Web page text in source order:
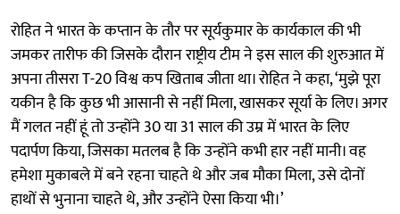
रोहित ने भारत के कप्तान के तौर पर सूर्यकुमार के कार्यकाल की भी
जमकर तारीफ की जिसके दौरान राष्ट्रीय टीम ने इस साल की शुरुआत में
अपना तीसरा T-20 विश्व कप खिताब जीता था। रोहित ने कहा, ‘मुझे पूरा
यकीन है कि कुछ भी आसानी से नहीं मिला, खासकर सूर्या के लिए। अगर
मैं गलत नहीं हूं तो उन्होंने 30 या 31 साल की उम्र में भारत के लिए
पदार्पण किया, जिसका मतलब है कि उन्होंने कभी हार नहीं मानी। वह
हमेशा मुकाबले में बने रहना चाहते थे और जब मौका मिला, उसे दोनों
हाथों से भुनाना चाहते थे, और उन्होंने ऐसा किया भी।’